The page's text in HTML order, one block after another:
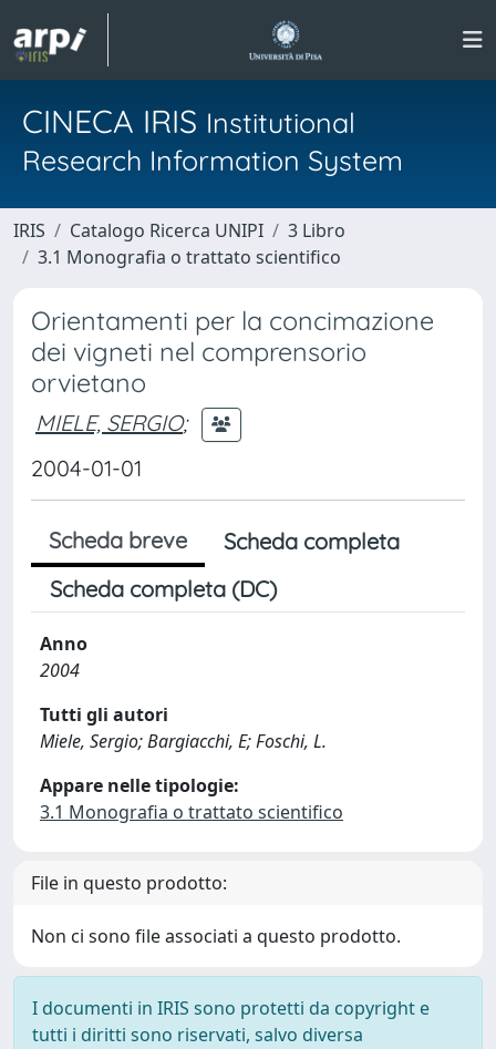
CINECA IRIS Institutional
Research Information System
IRIS Catalogo Ricerca UNIPI
3 Libro
3.1 Monografia o trattato scientifico
Orientamenti per la concimazione
dei vigneti nel comprensorio
orvietano
MIELE, SERGIO;
2004-01-01
Scheda breve
Scheda completa
Scheda completa (DC)
Anno
2004
Tutti gli autori
Miele, Sergio; Bargiacchi, E; Foschi, L.
Appare nelle tipologie:
3.1 Monografia o trattato scientifico
File in questo prodotto:
Non ci sono file associati a questo prodotto.
I documenti in IRIS sono protetti da copyright e
tutti i diritti sono riservati, salvo diversa